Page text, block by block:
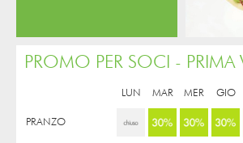
PROMO PER SOCI - PRIMA
LUN MAR MER GIO
PRANZO